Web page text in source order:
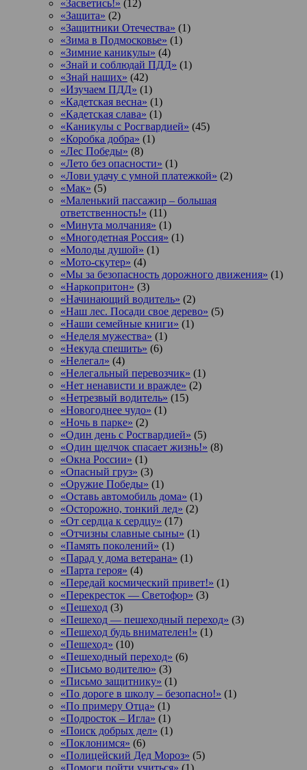
«Засветись!» (12)
«Защита» (2)
«Защитники Отечества» (1)
«Зима в Подмосковье» (1)
«Зимние каникулы» (4)
«Знай и соблюдай ПДД» (1)
«Знай наших» (42)
«Изучаем ПДД» (1)
«Кадетская весна» (1)
«Кадетская слава» (1)
«Каникулы с Росгвардией» (45)
«Коробка добра» (1)
«Лес Победы» (8)
«Лето без опасности» (1)
«Лови удачу с умной платежкой» (2)
«Мак» (5)
«Маленький пассажир – большая
ответственность!» (11)
«Минута молчания» (1)
«Многодетная Россия» (1)
«Молоды душой» (1)
«Мото-скутер» (4)
«Мы за безопасность дорожного движения» (1)
«Наркопритон» (3)
«Начинающий водитель» (2)
«Наш лес. Посади свое дерево» (5)
«Наши семейные книги» (1)
«Неделя мужества» (1)
«Некуда спешить» (6)
«Нелегал» (4)
«Нелегальный перевозчик» (1)
«Нет ненависти и вражде» (2)
«Нетрезвый водитель» (15)
«Новогоднее чудо» (1)
«Ночь в парке» (2)
«Один день с Росгвардией» (5)
«Один щелчок спасает жизнь!» (8)
«Окна России» (1)
«Опасный груз» (3)
«Оружие Победы» (1)
«Оставь автомобиль дома» (1)
«Осторожно, тонкий лед» (2)
«От сердца к сердцу» (17)
«Отчизны славные сыны» (1)
«Память поколений» (1)
«Парад у дома ветерана» (1)
«Парта героя» (4)
«Передай космический привет!» (1)
«Перекресток — Светофор» (3)
«Пешеход (3)
«Пешеход — пешеходный переход» (3)
«Пешеход будь внимателен!» (1)
«Пешеход» (10)
«Пешеходный переход» (6)
«Письмо водителю» (3)
«Письмо защитнику» (1)
«По дороге в школу – безопасно!» (1)
«По примеру Отца» (1)
«Подросток ‒ Игла» (1)
«Поиск добрых дел» (1)
«Поклонимся» (6)
«Полицейский Дед Мороз» (5)
«Помоги пойти учиться» (1)